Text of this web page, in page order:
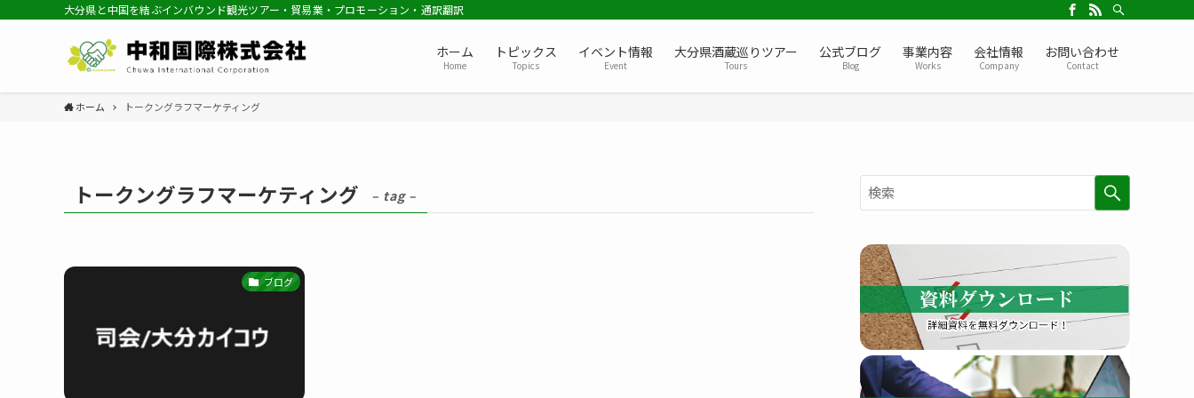
大分県と中国を結ぶインバウンド観光ツアー・貿易業・プロモーション・通訳翻訳
ホーム
Home
トピックス
Topics
イベント情報
Event
大分県酒蔵巡りツアー
Tours
公式ブログ
Blog
事業内容
Works
会社情報
Company
お問い合わせ
Contact
ホーム トークングラフマーケティング
トークングラフマーケティング – tag –
ブログ
索